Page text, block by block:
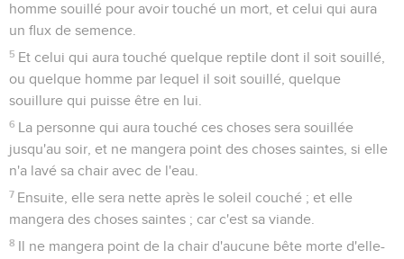
homme souillé pour avoir touché un mort, et celui qui aura
un flux de semence.
5 Et celui qui aura touché quelque reptile dont il soit souillé,
ou quelque homme par lequel il soit souillé, quelque
souillure qui puisse être en lui.
6 La personne qui aura touché ces choses sera souillée
jusqu'au soir, et ne mangera point des choses saintes, si elle
n'a lavé sa chair avec de l'eau.
7 Ensuite, elle sera nette après le soleil couché ; et elle
mangera des choses saintes ; car c'est sa viande.
8 Il ne mangera point de la chair d'aucune bête morte d'elle-